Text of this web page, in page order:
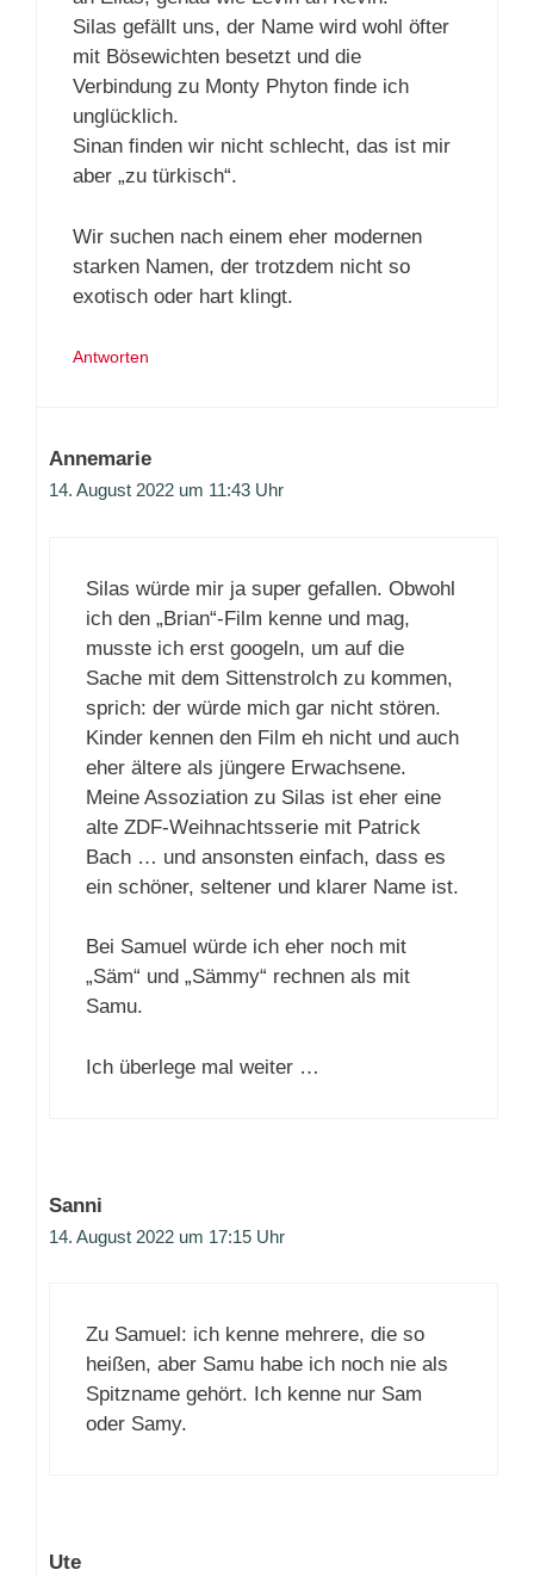
Silas gefällt uns, der Name wird wohl öfter
mit Bösewichten besetzt und die
Verbindung zu Monty Phyton finde ich
unglücklich.
Sinan finden wir nicht schlecht, das ist mir
aber „zu türkisch“.
Wir suchen nach einem eher modernen
starken Namen, der trotzdem nicht so
exotisch oder hart klingt.
Antworten
Annemarie
14. August 2022 um 11:43 Uhr
Silas würde mir ja super gefallen. Obwohl
ich den „Brian“-Film kenne und mag,
musste ich erst googeln, um auf die
Sache mit dem Sittenstrolch zu kommen,
sprich: der würde mich gar nicht stören.
Kinder kennen den Film eh nicht und auch
eher ältere als jüngere Erwachsene.
Meine Assoziation zu Silas ist eher eine
alte ZDF-Weihnachtsserie mit Patrick
Bach … und ansonsten einfach, dass es
ein schöner, seltener und klarer Name ist.
Bei Samuel würde ich eher noch mit
„Säm“ und „Sämmy“ rechnen als mit
Samu.
Ich überlege mal weiter …
Sanni
14. August 2022 um 17:15 Uhr
Zu Samuel: ich kenne mehrere, die so
heißen, aber Samu habe ich noch nie als
Spitzname gehört. Ich kenne nur Sam
oder Samy.
Ute